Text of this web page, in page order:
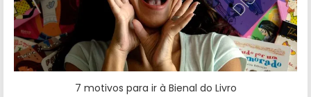
7 motivos para ir à Bienal do Livro